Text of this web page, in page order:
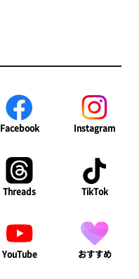
Facebook Instagram
Threads TikTok
YouTube おすすめ